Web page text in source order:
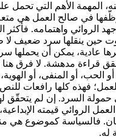
المهمة الأهم التي تحمل
في صالح العمل هي
الروائي واهتمامه. فأكثر
حين ينقلها سرد ضعيف لا
عادية، يمكن أن يحملها
قراءة مدهشة. لا فرق هنا
أو الحب، أو المنفى، أو
فهذه كلها رافعات
حمولة السرد. إن لم يتحقّق
الروائي قيمته
فالسياسة كموضوع هي
له.